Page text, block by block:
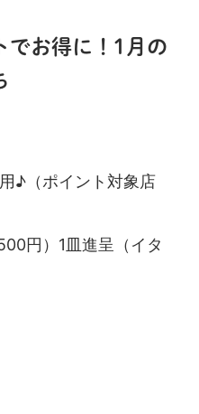
でお得に！1月の
♪（ポイント対象店
円）1皿進呈（イタ